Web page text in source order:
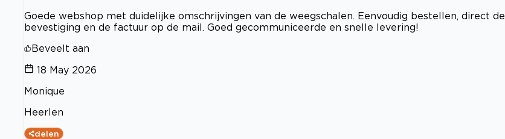
Goede webshop met duidelijke omschrijvingen van de weegschalen. Eenvoudig bestellen, direct de
bevestiging en de factuur op de mail. Goed gecommuniceerde en snelle levering!
Beveelt aan
18 May 2026
Monique
Heerlen
delen